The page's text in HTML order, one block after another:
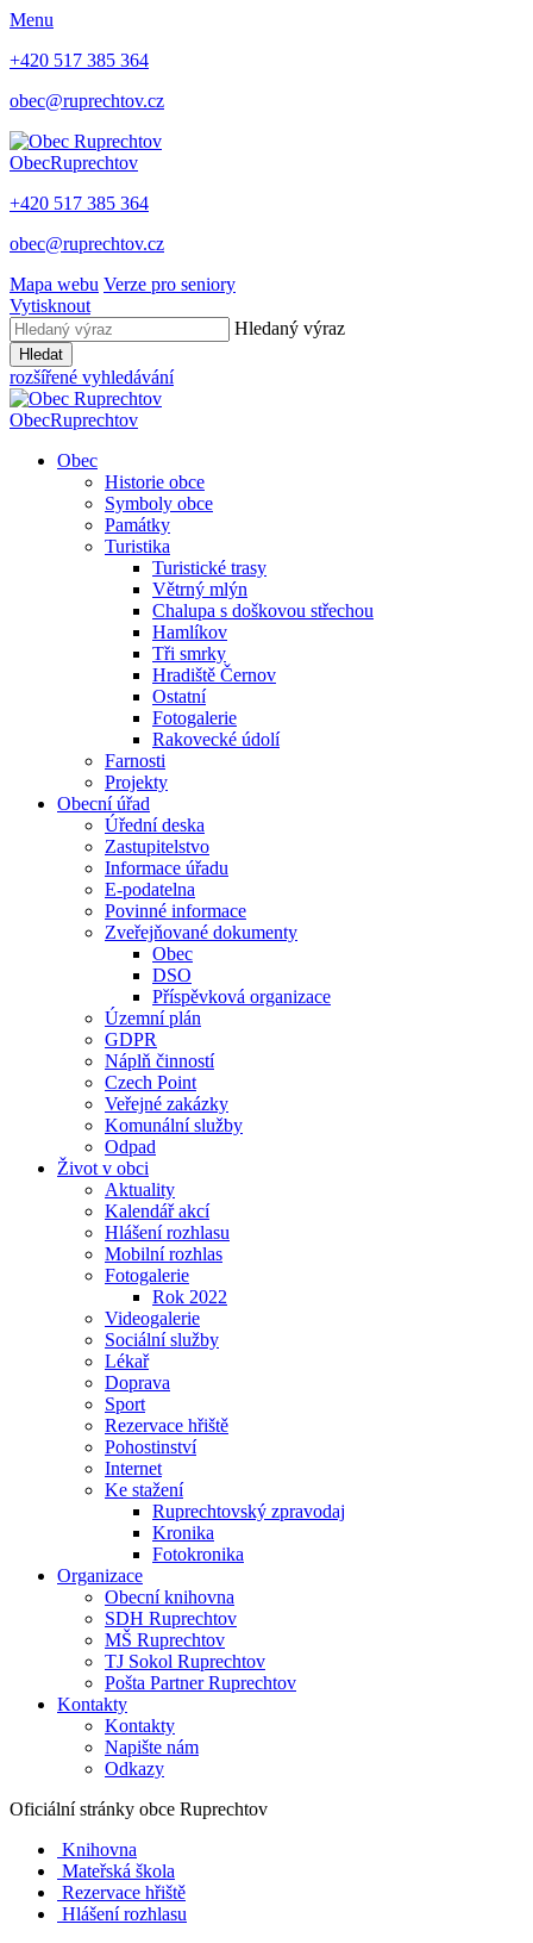
Menu
+420 517 385 364
obec@ruprechtov.cz
ObecRuprechtov
+420 517 385 364
obec@ruprechtov.cz
Mapa webu Verze pro seniory
Vytisknout
Hledaný výraz
Hledat
rozšířené vyhledávání
ObecRuprechtov
Obec
Historie obce
Symboly obce
Památky
Turistika
Turistické trasy
Větrný mlýn
Chalupa s doškovou střechou
Hamlíkov
Tři smrky
Hradiště Černov
Ostatní
Fotogalerie
Rakovecké údolí
Farnosti
Projekty
Obecní úřad
Úřední deska
Zastupitelstvo
Informace úřadu
E-podatelna
Povinné informace
Zveřejňované dokumenty
Obec
DSO
Příspěvková organizace
Územní plán
GDPR
Náplň činností
Czech Point
Veřejné zakázky
Komunální služby
Odpad
Život v obci
Aktuality
Kalendář akcí
Hlášení rozhlasu
Mobilní rozhlas
Fotogalerie
Rok 2022
Videogalerie
Sociální služby
Lékař
Doprava
Sport
Rezervace hřiště
Pohostinství
Internet
Ke stažení
Ruprechtovský zpravodaj
Kronika
Fotokronika
Organizace
Obecní knihovna
SDH Ruprechtov
MŠ Ruprechtov
TJ Sokol Ruprechtov
Pošta Partner Ruprechtov
Kontakty
Kontakty
Napište nám
Odkazy
Oficiální stránky obce Ruprechtov
Knihovna
Mateřská škola
Rezervace hřiště
Hlášení rozhlasu